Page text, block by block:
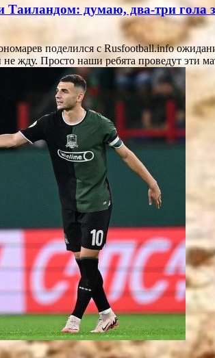
думаю, два-три гола
поделился с Rusfootball.info
жду. Просто наши ребята проведут эти